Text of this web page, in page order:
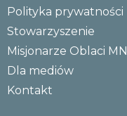
Polityka prywatności
Stowarzyszenie
Misjonarze Oblaci MN
Dla mediów
Kontakt